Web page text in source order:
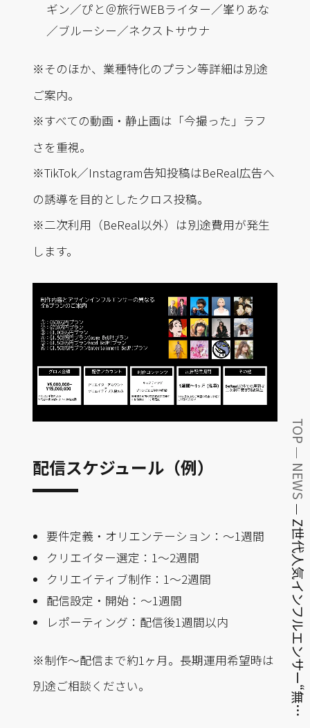
TOP
NEWS
Z世代人気インフルエンサー“無…
ギン／ぴと＠旅行WEBライター／峯りあな
／ブルーシー／ネクストサウナ
※そのほか、業種特化のプラン等詳細は別途
ご案内。
※すべての動画・静止画は「今撮った」ラフ
さを重視。
※TikTok／Instagram告知投稿はBeReal広告へ
の誘導を目的としたクロス投稿。
※二次利用（BeReal以外）は別途費用が発生
します。
配信スケジュール（例）
要件定義・オリエンテーション：～1週間
クリエイター選定：1〜2週間
クリエイティブ制作：1〜2週間
配信設定・開始：～1週間
レポーティング：配信後1週間以内
※制作〜配信まで約1ヶ月。長期運用希望時は
別途ご相談ください。